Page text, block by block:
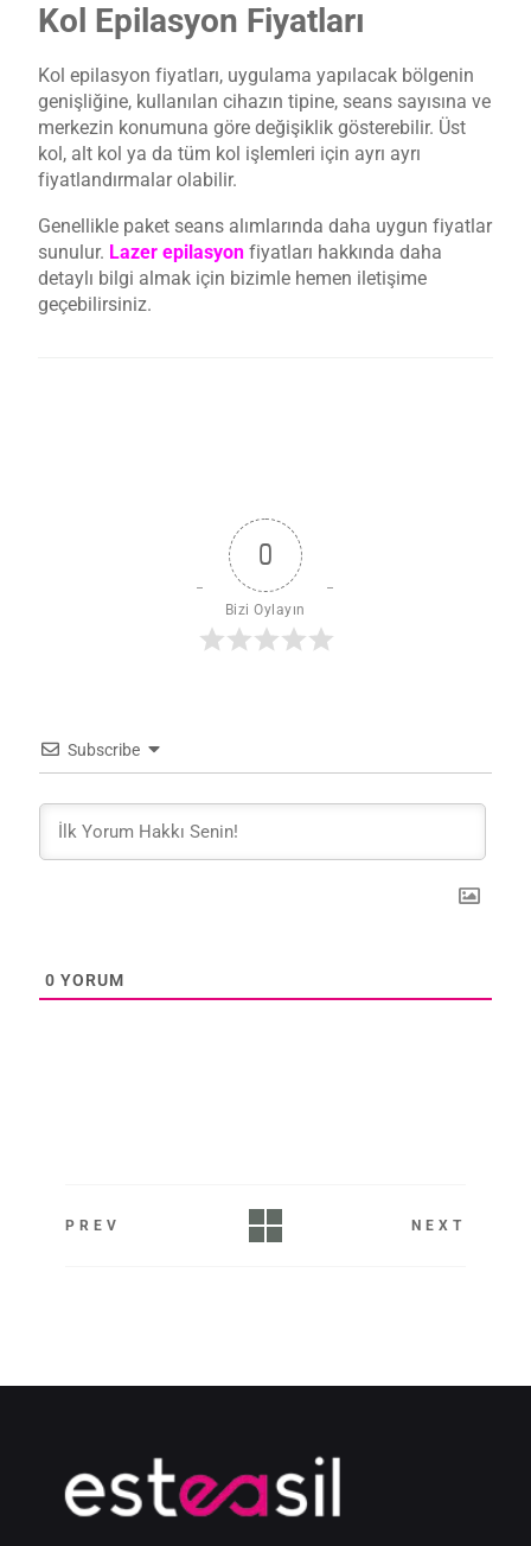
Kol Epilasyon Fiyatları
Kol epilasyon fiyatları, uygulama yapılacak bölgenin
genişliğine, kullanılan cihazın tipine, seans sayısına ve
merkezin konumuna göre değişiklik gösterebilir. Üst
kol, alt kol ya da tüm kol işlemleri için ayrı ayrı
fiyatlandırmalar olabilir.
Genellikle paket seans alımlarında daha uygun fiyatlar
sunulur. Lazer epilasyon fiyatları hakkında daha
detaylı bilgi almak için bizimle hemen iletişime
geçebilirsiniz.
0
Bizi Oylayın
Subscribe
0 YORUM
PREV NEXT